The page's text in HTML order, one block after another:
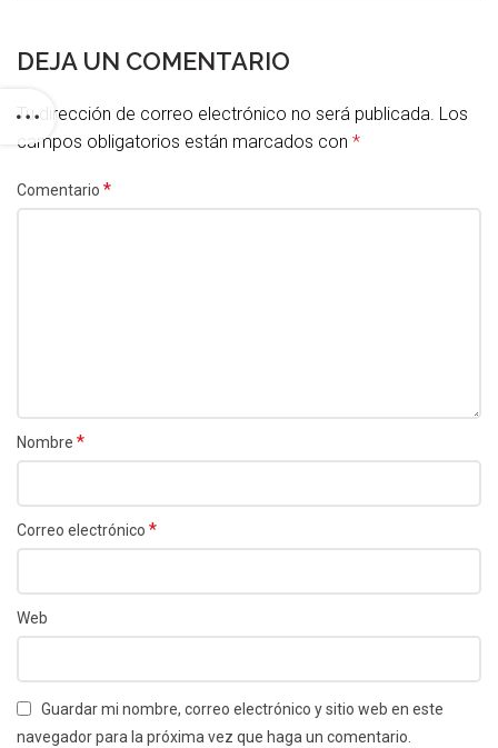
DEJA UN COMENTARIO
Tu dirección de correo electrónico no será publicada. Los
campos obligatorios están marcados con *
Comentario *
Nombre *
Correo electrónico *
Web
Guardar mi nombre, correo electrónico y sitio web en este
navegador para la próxima vez que haga un comentario.